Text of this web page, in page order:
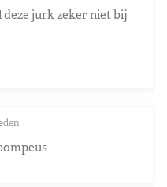
deze jurk zeker niet bij